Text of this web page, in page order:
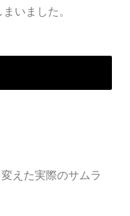
いました。
えた実際のサムラ